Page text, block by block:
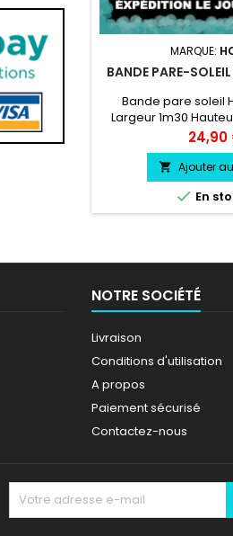
MARQUE:
BANDE PARE-
Bande pare soleil
Largeur 1m30
Pare soleil couleur
HONDA TYPE R
Prix
24,90
 Ajouter
 En
NOTRE SOCIÉTÉ
Livraison
Conditions d'utilisation
A propos
Paiement sécurisé
Contactez-nous